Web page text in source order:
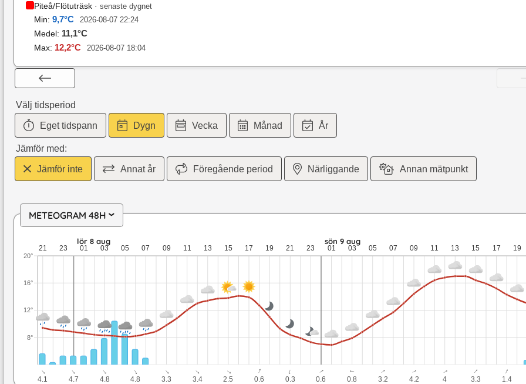
Piteå/Flötuträsk · senaste dygnet
Min: 9,7°C 2026-08-07 22:24
Medel: 11,1°C
Max: 12,2°C 2026-08-07 18:04
Välj tidsperiod
Eget tidspann Dygn Vecka Månad År
Jämför med:
Jämför inte Annat år Föregående period Närliggande Annan mätpunkt
METEOGRAM 48H›
fre 7 aug: 9,4 till 9 grader: 1 mm nederbörd: upp till 4,1 meter per sekund vind. lör 8 aug: 14,1 till 7,3 grader: 7,1 mm
lör 8 aug sön 9 aug
21 23 01 03 05 07 09 11 13 15 17 19 21 23 01 03 05 07 09 11 13 15 17 19
8°
12°
16°
20°
↓
4.1
↓
4.7
↓
4.8
↓
4.8
↓
3.3
↓
3.4
↓
2.5
↓
0.6
↓
0.3
↓
0.6
↓
0.8
↓
3.2
↓
4.2
↓
4
↓
3.3
↓
1.4